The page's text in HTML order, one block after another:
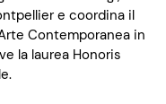
e coordina il
Contemporanea in
la laurea Honoris